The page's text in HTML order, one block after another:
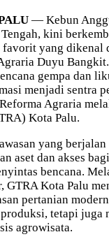
— Kebun
kini
favorit yang dikenal
Duyu
gempa dan
menjadi sentra
Agraria
Kota Palu.
yang
aset dan akses
bencana.
GTRA Kota Palu
pertanian
tetapi juga
agrowisata.